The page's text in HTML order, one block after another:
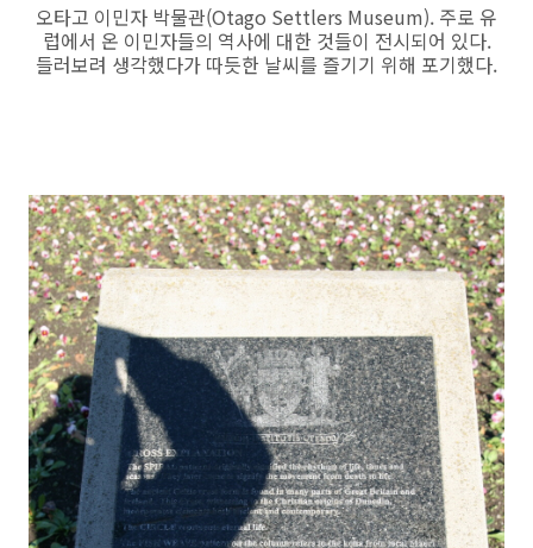
오타고 이민자 박물관(Otago Settlers Museum). 주로 유
럽에서 온 이민자들의 역사에 대한 것들이 전시되어 있다.
들러보려 생각했다가 따듯한 날씨를 즐기기 위해 포기했다.